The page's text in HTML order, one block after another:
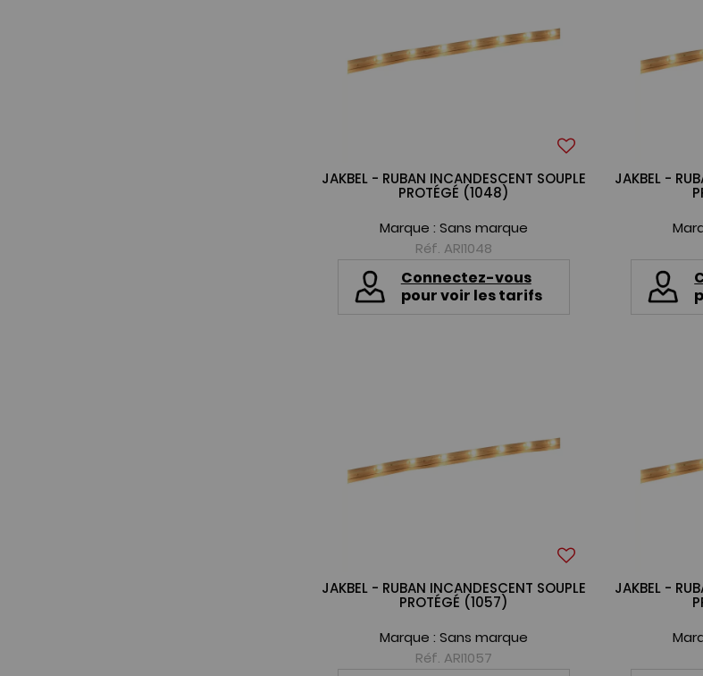
JAKBEL - RUBAN INCANDESCENT SOUPLE
PROTÉGÉ (1048)
Marque : Sans marque
Réf. ARI1048
Connectez-vous
pour voir les tarifs
JAKBEL -
JAKBEL - RUBAN INCANDESCENT SOUPLE
PROTÉGÉ (1057)
Marque : Sans marque
Réf. ARI1057
JAKBEL -